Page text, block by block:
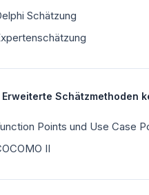
Schätzung
Erweiterte Schätzmethoden
Points und Use Case
II